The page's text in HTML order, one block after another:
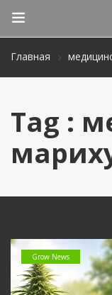
Главная
Tag :
Grow News